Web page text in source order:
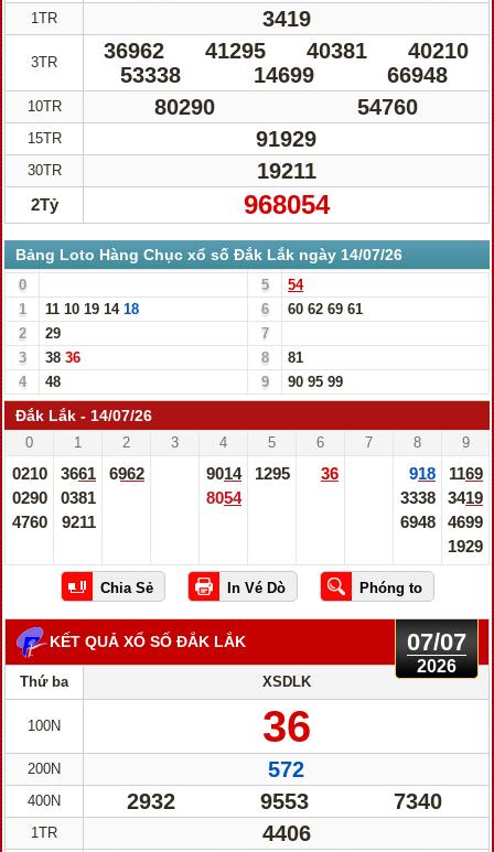
1TR 3419
3TR 36962 41295 40381
40210
53338
14699 66948
10TR 80290 54760
15TR 91929
30TR 19211
2Tỷ 968054
Bảng Loto Hàng Chục xổ số Đắk Lắk ngày 14/07/26
0 5
54
1
11 10 19 14 18 6 60 62 69 61
2
29
7
3
38 36 8
81
4
48 9 90 95 99
Đắk Lắk - 14/07/26
0 1 2 3 4 5 6 7 8 9
0210
0290
4760
3661
0381
9211
6962
9014
8054
1295 36
918
3338
6948
1169
3419
4699
1929
KẾT QUẢ XỔ SỐ ĐẮK LẮK 07/07
2026
Thứ ba XSDLK
100N 36
200N 572
400N 2932 9553 7340
1TR 4406